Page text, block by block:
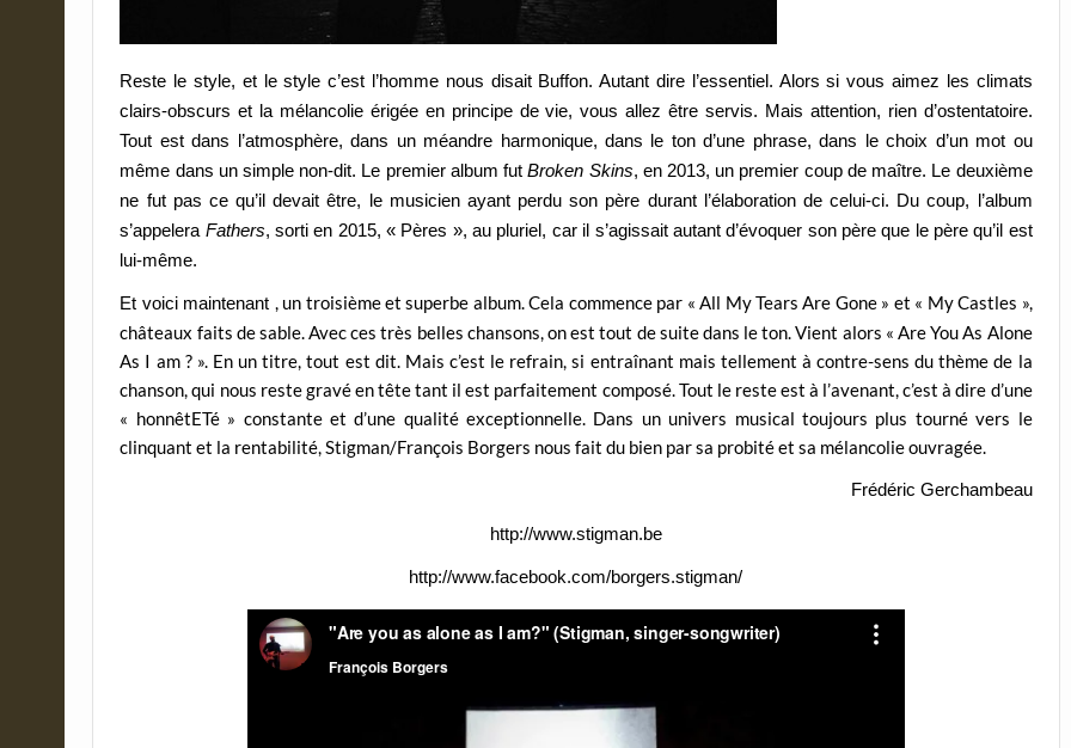
Reste le style, et le style c’est l’homme nous disait Buffon. Autant dire l’essentiel. Alors si vous aimez les climats
clairs-obscurs et la mélancolie érigée en principe de vie, vous allez être servis. Mais attention, rien d’ostentatoire.
Tout est dans l’atmosphère, dans un méandre harmonique, dans le ton d’une phrase, dans le choix d’un mot ou
même dans un simple non-dit. Le premier album futBroken Skins, en 2013, un premier coup de maître. Le deuxième
ne fut pas ce qu’il devait être, le musicien ayant perdu son père durant l’élaboration de celui-ci. Du coup, l’album
s’appelera Fathers, sorti en 2015, « Pères », au pluriel, car il s’agissait autant d’évoquer son père que le père qu’il est
lui-même.
Et voici maintenant , un troisième et superbe album. Cela commence par « All My Tears Are Gone » et « My Castles »,
châteaux faits de sable. Avec ces très belles chansons, on est tout de suite dans le ton. Vient alors « Are You As Alone
As I am ? ». En un titre, tout est dit. Mais c’est le refrain, si entraînant mais tellement à contre-sens du thème de la
chanson, qui nous reste gravé en tête tant il est parfaitement composé. Tout le reste est à l’avenant, c’est à dire d’une
« honnêtETé » constante et d’une qualité exceptionnelle. Dans un univers musical toujours plus tourné vers le
clinquant et la rentabilité, Stigman/François Borgers nous fait du bien par sa probité et sa mélancolie ouvragée.
Frédéric Gerchambeau
http://www.stigman.be
http://www.facebook.com/borgers.stigman/